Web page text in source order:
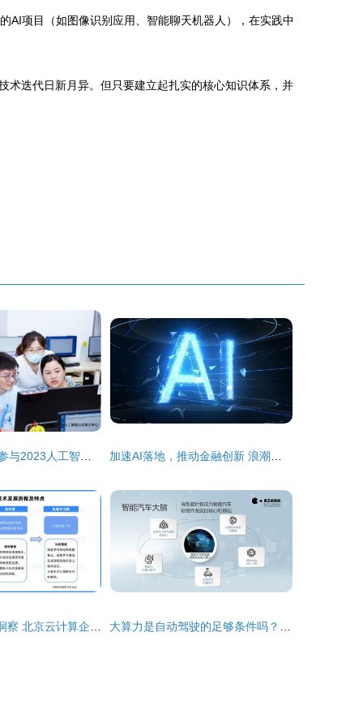
AI项目（如图像识别应用、智能聊天机器人），在实践中
术迭代日新月异。但只要建立起扎实的核心知识体系，并